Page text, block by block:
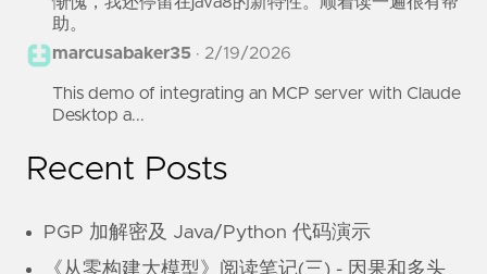
助。
marcusabaker35 · 2/19/2026
This demo of integrating an MCP server with Claude
Desktop a...
Recent Posts
PGP 加解密及 Java/Python 代码演示
《从零构建大模型》阅读笔记(三) - 因果和多头